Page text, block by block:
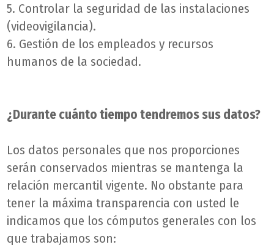
5. Controlar la seguridad de las instalaciones
(videovigilancia).
6. Gestión de los empleados y recursos
humanos de la sociedad.
¿Durante cuánto tiempo tendremos sus datos?
Los datos personales que nos proporciones
serán conservados mientras se mantenga la
relación mercantil vigente. No obstante para
tener la máxima transparencia con usted le
indicamos que los cómputos generales con los
que trabajamos son: